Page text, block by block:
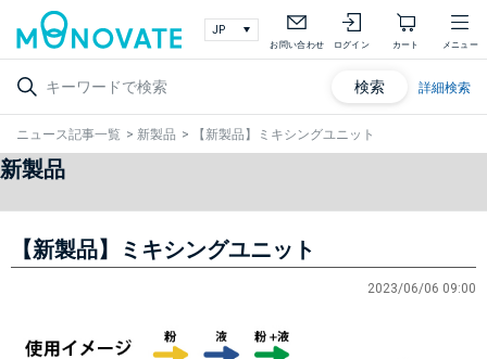
お問い合わせ ログイン カート メニュー
検索 詳細検索
ニュース記事一覧 > 新製品 > 【新製品】ミキシングユニット
新製品
【新製品】ミキシングユニット
2023/06/06 09:00